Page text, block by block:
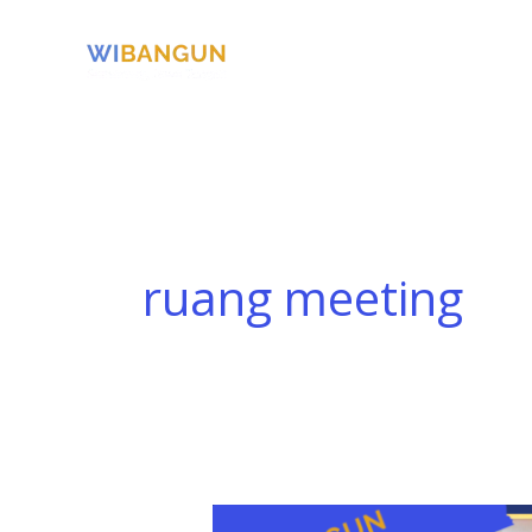
ruang meeting